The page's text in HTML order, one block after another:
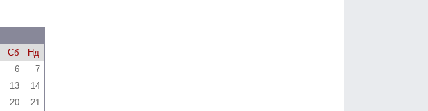
Сб
Нд
6
7
13
14
20
21